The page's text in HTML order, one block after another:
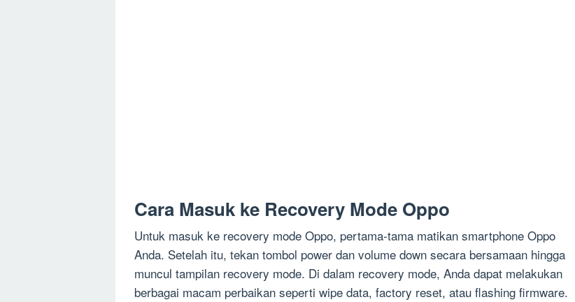
Cara Masuk ke Recovery Mode Oppo
Untuk masuk ke recovery mode Oppo, pertama-tama matikan smartphone Oppo
Anda. Setelah itu, tekan tombol power dan volume down secara bersamaan hingga
muncul tampilan recovery mode. Di dalam recovery mode, Anda dapat melakukan
berbagai macam perbaikan seperti wipe data, factory reset, atau flashing firmware.